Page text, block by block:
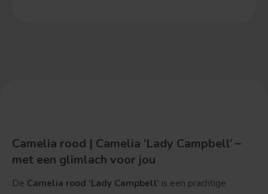
Camelia rood | Camelia ‘Lady Campbell’ –
met een glimlach voor jou
De Camelia rood ‘Lady Campbell’ is een prachtige